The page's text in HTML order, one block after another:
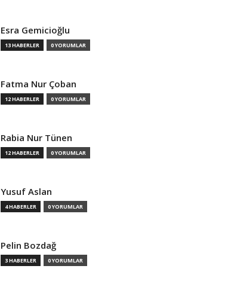
Esra Gemicioğlu
13 HABERLER 0 YORUMLAR
Fatma Nur Çoban
12 HABERLER 0 YORUMLAR
Rabia Nur Tünen
12 HABERLER 0 YORUMLAR
Yusuf Aslan
4 HABERLER 0 YORUMLAR
Pelin Bozdağ
3 HABERLER 0 YORUMLAR